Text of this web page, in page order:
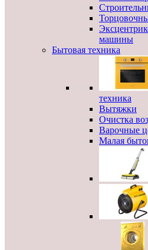
машины
Бытовая техника
техника
Вытяжки
Очистка
Варочные
Малая